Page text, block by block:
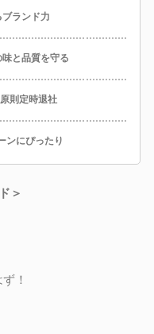
ランド力
味と品質を守る
則定時退社
ンにぴったり
＞
！